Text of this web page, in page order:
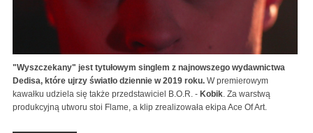
"Wyszczekany" jest tytułowym singlem z najnowszego wydawnictwa
Dedisa, które ujrzy światło dziennie w 2019 roku. W premierowym
kawałku udziela się także przedstawiciel B.O.R. - Kobik . Za warstwą
produkcyjną utworu stoi Flame, a klip zrealizowała ekipa Ace Of Art.